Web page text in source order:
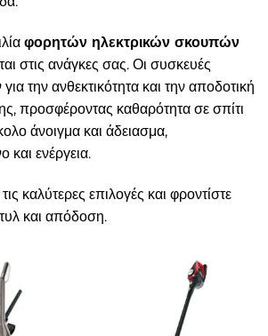
φορητών ηλεκτρικών σκουπών
στις ανάγκες σας. Οι συσκευές
την ανθεκτικότητα και την αποδοτική
προσφέροντας καθαρότητα σε σπίτι
άνοιγμα και άδειασμα,
και ενέργεια.
καλύτερες επιλογές και φροντίστε
και απόδοση.